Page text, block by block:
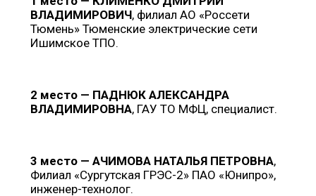
ВЛАДИМИРОВИЧ, филиал АО «Россети
Тюмень» Тюменские электрические сети
Ишимское ТПО.
2 место — ПАДНЮК АЛЕКСАНДРА
ВЛАДИМИРОВНА, ГАУ ТО МФЦ, специалист.
3 место — АЧИМОВА НАТАЛЬЯ ПЕТРОВНА,
Филиал «Сургутская ГРЭС-2» ПАО «Юнипро»,
инженер-технолог.